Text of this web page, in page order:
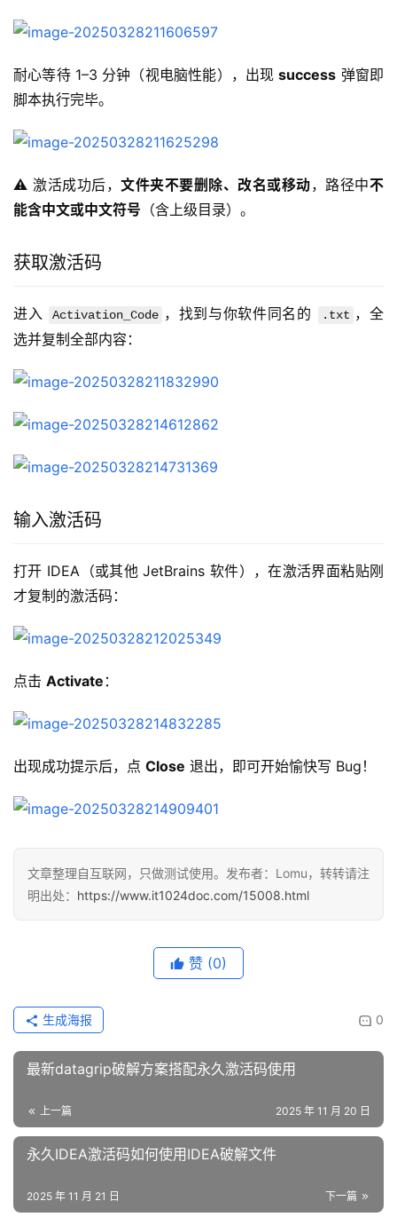
耐心等待 1–3 分钟（视电脑性能），出现 success 弹窗即
脚本执行完毕。
⚠️ 激活成功后，文件夹不要删除、改名或移动，路径中不
能含中文或中文符号 （含上级目录）。
获取激活码
进入 Activation_Code ，找到与你软件同名的 .txt ，全
选并复制全部内容：
输入激活码
打开 IDEA（或其他 JetBrains 软件），在激活界面粘贴刚
才复制的激活码：
点击 Activate ：
出现成功提示后，点 Close 退出，即可开始愉快写 Bug！
文章整理自互联网，只做测试使用。发布者：Lomu，转转请注
明出处： https://www.it1024doc.com/15008.html
赞 (0)
0
生成海报
最新datagrip破解方案搭配永久激活码使用
上一篇 2025 年 11 月 20 日
永久IDEA激活码如何使用IDEA破解文件
下一篇
2025 年 11 月 21 日